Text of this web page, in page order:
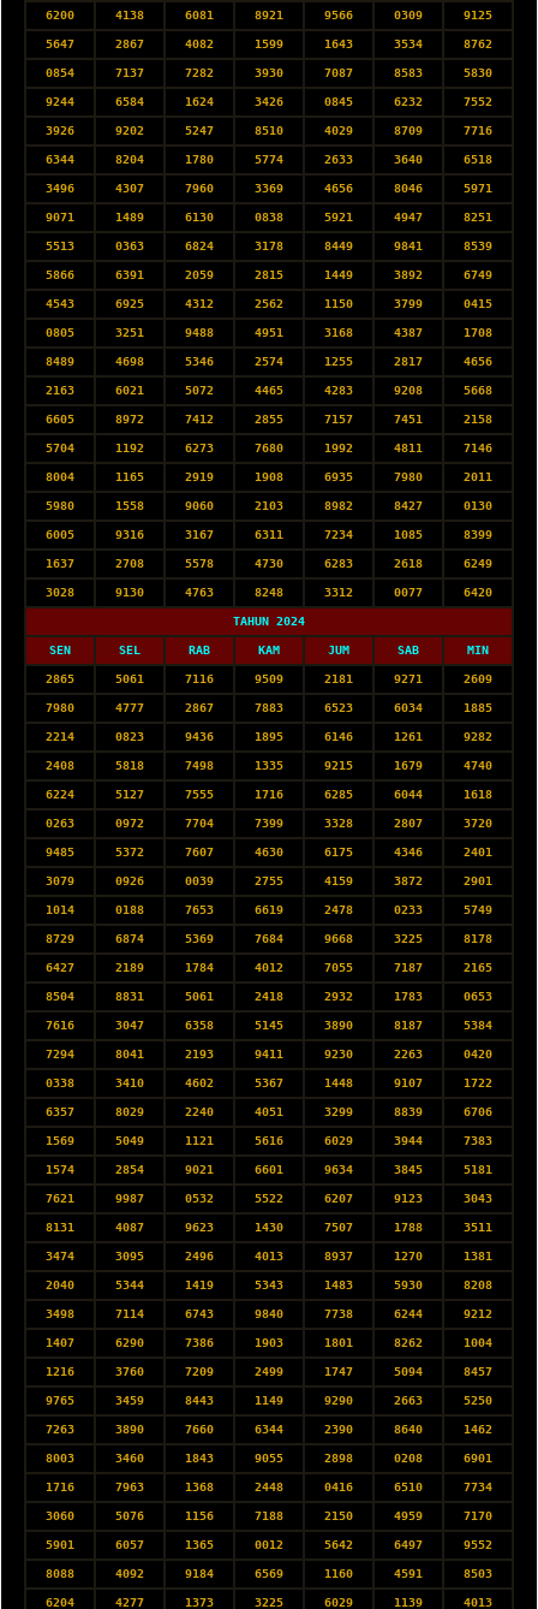
6200 4138 6081 8921 9566 0309 9125
5647 2867 4082 1599 1643 3534 8762
0854 7137 7282 3930 7087 8583 5830
9244 6584 1624 3426 0845 6232 7552
3926 9202 5247 8510 4029 8709 7716
6344 8204 1780 5774 2633 3640 6518
3496 4307 7960 3369 4656 8046 5971
9071 1489 6130 0838 5921 4947 8251
5513 0363 6824 3178 8449 9841 8539
5866 6391 2059 2815 1449 3892 6749
4543 6925 4312 2562 1150 3799 0415
0805 3251 9488 4951 3168 4387 1708
8489 4698 5346 2574 1255 2817 4656
2163 6021 5072 4465 4283 9208 5668
6605 8972 7412 2855 7157 7451 2158
5704 1192 6273 7680 1992 4811 7146
8004 1165 2919 1908 6935 7980 2011
5980 1558 9060 2103 8982 8427 0130
6005 9316 3167 6311 7234 1085 8399
1637 2708 5578 4730 6283 2618 6249
3028 9130 4763 8248 3312 0077 6420
TAHUN 2024
SEN SEL RAB KAM JUM SAB MIN
2865 5061 7116 9509 2181 9271 2609
7980 4777 2867 7883 6523 6034 1885
2214 0823 9436 1895 6146 1261 9282
2408 5818 7498 1335 9215 1679 4740
6224 5127 7555 1716 6285 6044 1618
0263 0972 7704 7399 3328 2807 3720
9485 5372 7607 4630 6175 4346 2401
3079 0926 0039 2755 4159 3872 2901
1014 0188 7653 6619 2478 0233 5749
8729 6874 5369 7684 9668 3225 8178
6427 2189 1784 4012 7055 7187 2165
8504 8831 5061 2418 2932 1783 0653
7616 3047 6358 5145 3890 8187 5384
7294 8041 2193 9411 9230 2263 0420
0338 3410 4602 5367 1448 9107 1722
6357 8029 2240 4051 3299 8839 6706
1569 5049 1121 5616 6029 3944 7383
1574 2854 9021 6601 9634 3845 5181
7621 9987 0532 5522 6207 9123 3043
8131 4087 9623 1430 7507 1788 3511
3474 3095 2496 4013 8937 1270 1381
2040 5344 1419 5343 1483 5930 8208
3498 7114 6743 9840 7738 6244 9212
1407 6290 7386 1903 1801 8262 1004
1216 3760 7209 2499 1747 5094 8457
9765 3459 8443 1149 9290 2663 5250
7263 3890 7660 6344 2390 8640 1462
8003 3460 1843 9055 2898 0208 6901
1716 7963 1368 2448 0416 6510 7734
3060 5076 1156 7188 2150 4959 7170
5901 6057 1365 0012 5642 6497 9552
8088 4092 9184 6569 1160 4591 8503
6204 4277 1373 3225 6029 1139 4013